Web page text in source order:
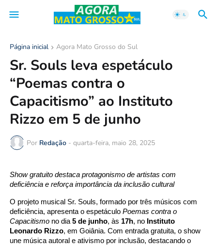
Página inicial Agora Mato Grosso do Sul
Sr. Souls leva espetáculo
“Poemas contra o
Capacitismo” ao Instituto
Rizzo em 5 de junho
Por Redação - quarta-feira, maio 28, 2025
Show gratuito destaca protagonismo de artistas com
deficiência e reforça importância da inclusão cultural
O projeto musical Sr. Souls, formado por três músicos com
deficiência, apresenta o espetáculo Poemas contra o
Capacitismo no dia 5 de junho, às 17h, no Instituto
Leonardo Rizzo, em Goiânia. Com entrada gratuita, o show
une música autoral e ativismo por inclusão, destacando o